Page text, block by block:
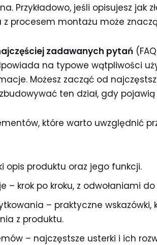
Przykładowo, jeśli opisujesz jak
procesem montażu może
zadawanych pytań
na typowe wątpliwości
Możesz zacząć od
ten dział, gdy
które warto uwzględnić
opis produktu oraz jego funkcji.
– krok po kroku, z odwołaniami
– praktyczne wskazówki,
z produktu.
– najczęstsze usterki i ich